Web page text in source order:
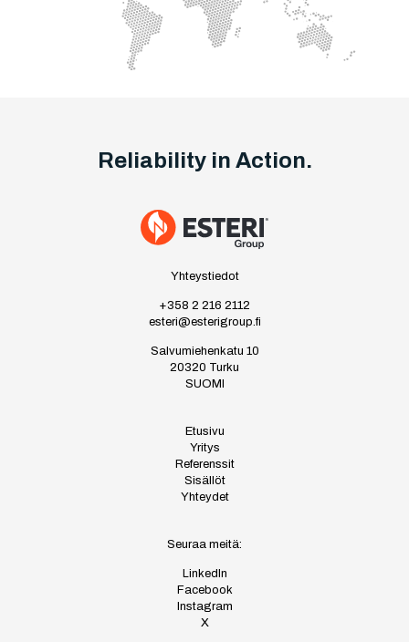
Reliability in Action.
Yhteystiedot
+358 2 216 2112
esteri@esterigroup.fi
Salvumiehenkatu 10
20320 Turku
SUOMI
Etusivu
Yritys
Referenssit
Sisällöt
Yhteydet
Seuraa meitä:
LinkedIn
Facebook
Instagram
X